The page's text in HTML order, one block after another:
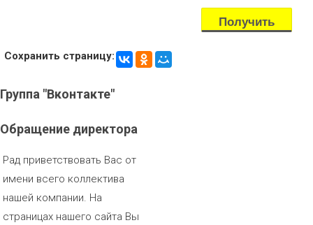
Сохранить страницу:
Группа "Вконтакте"
Обращение директора
Рад приветствовать Вас от
имени всего коллектива
нашей компании. На
страницах нашего сайта Вы